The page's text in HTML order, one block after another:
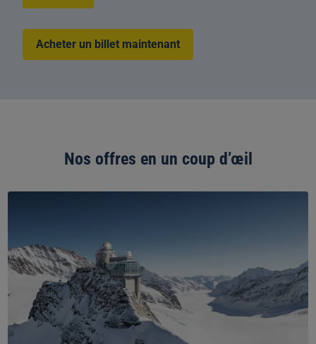
Acheter un billet maintenant
Nos offres en un coup d’œil
le
Jungfraujoch